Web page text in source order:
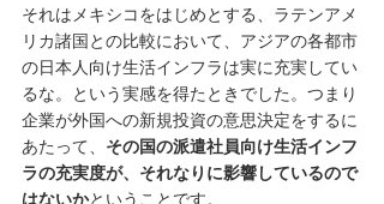
それはメキシコをはじめとする、ラテンアメ
リカ諸国との比較において、アジアの各都市
の日本人向け生活インフラは実に充実してい
るな。という実感を得たときでした。つまり
企業が外国への新規投資の意思決定をするに
あたって、 その国の派遣社員向け生活インフ
ラの充実度が、それなりに影響しているので
はないかということです。